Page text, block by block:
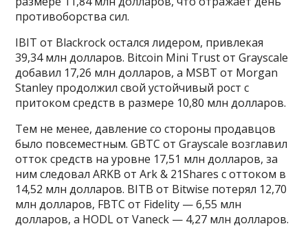
противоборства сил.
IBIT от Blackrock остался лидером, привлекая
39,34 млн долларов. Bitcoin Mini Trust от Grayscale
добавил 17,26 млн долларов, а MSBT от Morgan
Stanley продолжил свой устойчивый рост с
притоком средств в размере 10,80 млн долларов.
Тем не менее, давление со стороны продавцов
было повсеместным. GBTC от Grayscale возглавил
отток средств на уровне 17,51 млн долларов, за
ним следовал ARKB от Ark & 21Shares с оттоком в
14,52 млн долларов. BITB от Bitwise потерял 12,70
млн долларов, FBTC от Fidelity — 6,55 млн
долларов, а HODL от Vaneck — 4,27 млн долларов.